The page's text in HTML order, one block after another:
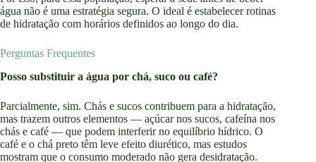
água não é uma estratégia segura. O ideal é estabelecer rotinas
de hidratação com horários definidos ao longo do dia.
Perguntas Frequentes
Posso substituir a água por chá, suco ou café?
Parcialmente, sim. Chás e sucos contribuem para a hidratação,
mas trazem outros elementos — açúcar nos sucos, cafeína nos
chás e café — que podem interferir no equilíbrio hídrico. O
café e o chá preto têm leve efeito diurético, mas estudos
mostram que o consumo moderado não gera desidratação.